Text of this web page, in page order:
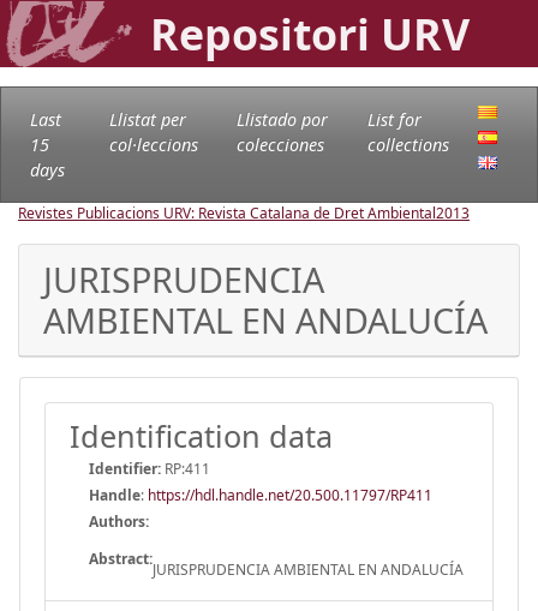
Repositori URV
Last
15
days
Llistat per
col·leccions
Llistado por
colecciones
List for
collections
Revistes Publicacions URV: Revista Catalana de Dret Ambiental2013
JURISPRUDENCIA
AMBIENTAL EN ANDALUCÍA
Identification data
Identifier: RP:411
Handle: https://hdl.handle.net/20.500.11797/RP411
Authors:
Abstract:
JURISPRUDENCIA AMBIENTAL EN ANDALUCÍA